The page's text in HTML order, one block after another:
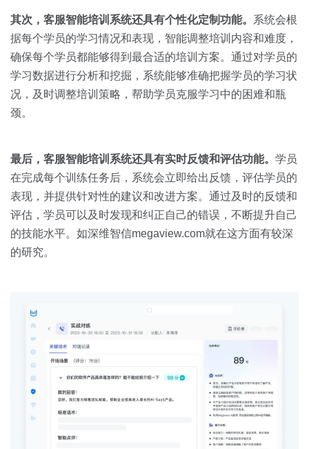
其次，客服智能培训系统还具有个性化定制功能。 系统会根
据每个学员的学习情况和表现，智能调整培训内容和难度，
确保每个学员都能够得到最合适的培训方案。通过对学员的
学习数据进行分析和挖掘，系统能够准确把握学员的学习状
况，及时调整培训策略，帮助学员克服学习中的困难和瓶
颈。
最后，客服智能培训系统还具有实时反馈和评估功能。 学员
在完成每个训练任务后，系统会立即给出反馈，评估学员的
表现，并提供针对性的建议和改进方案。通过及时的反馈和
评估，学员可以及时发现和纠正自己的错误，不断提升自己
的技能水平。如深维智信megaview.com就在这方面有较深
的研究。